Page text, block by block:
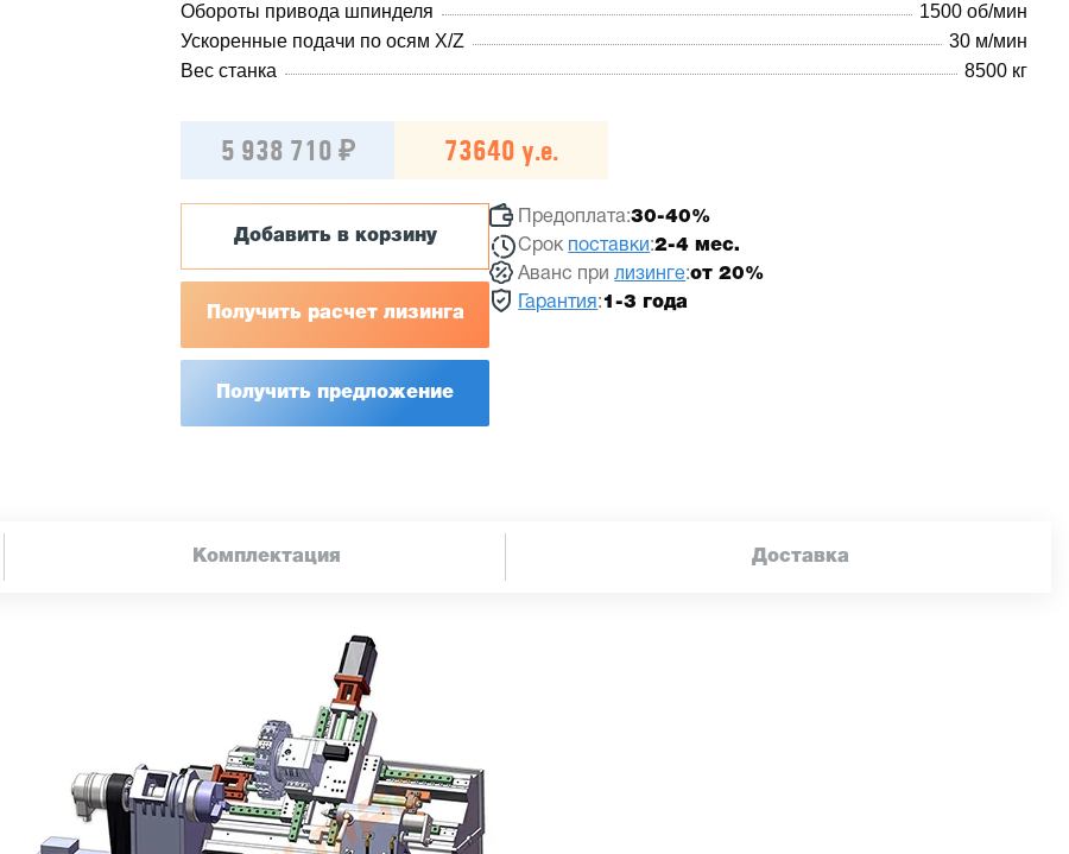
Обороты привода шпинделя
1500 об/мин
Ускоренные подачи по осям X/Z
30 м/мин
Вес станка
8500 кг
5 938 710 ₽ 73640 у.е.
Добавить в корзину
Получить расчет лизинга
Получить предложение
Предоплата:30-40%
Срок поставки :2-4 мес.
Аванс прилизинге:от 20%
Гарантия :1-3 года
Комплектация Доставка